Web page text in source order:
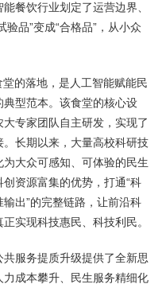
餐饮行业划定了运营边界、
品”变成“合格品”，从小众
的落地，是人工智能赋能民
型范本。该食堂的核心设
专家团队自主研发，实现了
长期以来，大量高校科研技
大众可感知、可体验的民生
资源富集的优势，打通“科
出”的完整链路，让前沿科
实现科技惠民、科技利民。
服务提质升级提供了全新思
成本攀升、民生服务精细化